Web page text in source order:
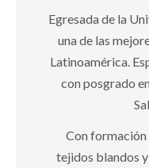
Egresada de la
una de las
Latinoamérica.
con posgrado
Con formación
tejidos blandos